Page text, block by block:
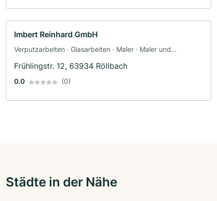
Imbert Reinhard GmbH
Verputzarbeiten · Glasarbeiten · Maler · Maler und
Frühlingstr. 12, 63934 Röllbach
0.0 (0)
Städte in der Nähe